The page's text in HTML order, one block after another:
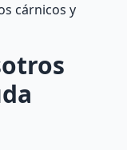
cárnicos y